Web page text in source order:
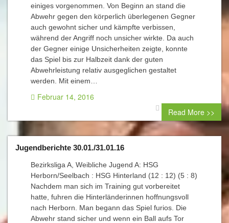
einiges vorgenommen. Von Beginn an stand die
Abwehr gegen den körperlich überlegenen Gegner
auch gewohnt sicher und kämpfte verbissen,
während der Angriff noch unsicher wirkte. Da auch
der Gegner einige Unsicherheiten zeigte, konnte
das Spiel bis zur Halbzeit dank der guten
Abwehrleistung relativ ausgeglichen gestaltet
werden. Mit einem…
Februar 14, 2016
0 comment
Read More >>
Jugendberichte 30.01./31.01.16
Bezirksliga A, Weibliche Jugend A: HSG
Herborn/Seelbach : HSG Hinterland (12 : 12) (5 : 8)
Nachdem man sich im Training gut vorbereitet
hatte, fuhren die Hinterländerinnen hoffnungsvoll
nach Herborn. Man begann das Spiel furios. Die
Abwehr stand sicher und wenn ein Ball aufs Tor